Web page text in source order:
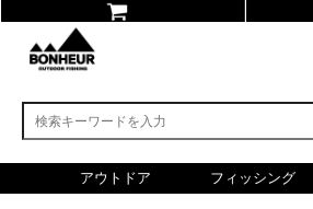
アウトドア フィッシング